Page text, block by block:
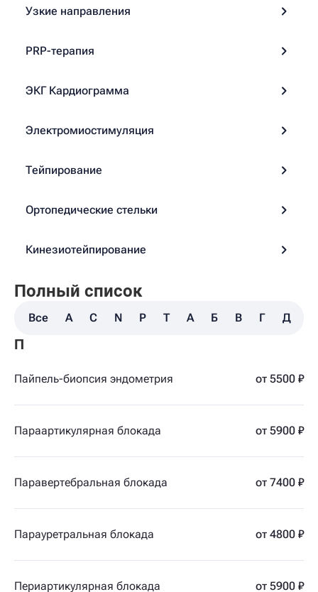
Узкие направления
PRP-терапия
ЭКГ Кардиограмма
Электромиостимуляция
Тейпирование
Ортопедические стельки
Кинезиотейпирование
Полный список
Все A C N P T А Б В Г Д
П
Пайпель-биопсия эндометрия от 5500 ₽
Параартикулярная блокада от 5900 ₽
Паравертебральная блокада от 7400 ₽
Парауретральная блокада от 4800 ₽
Периартикулярная блокада от 5900 ₽